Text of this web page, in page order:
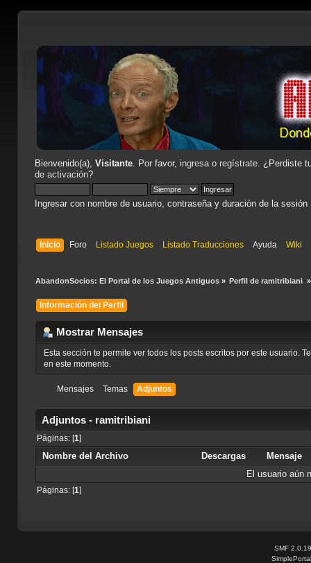
Bienvenido(a), Visitante. Por favor, ingresao regístrate. ¿Perdiste
de activación?
Ingresar con nombre de usuario, contraseña y duración de la sesión
Inicio Foro Listado Juegos Listado Traducciones Ayuda Wiki
AbandonSocios: El Portal de los Juegos Antiguos» Perfil de ramitribiani »
Información del Perfil
Mostrar Mensajes
Esta sección te permite ver todos los posts escritos por este usuario.
en este momento.
Mensajes Temas Adjuntos
Adjuntos - ramitribiani
Páginas: [1]
Nombre del Archivo Descargas
Mensaje
El usuario aún
Páginas: [1]
SMF 2.0.19